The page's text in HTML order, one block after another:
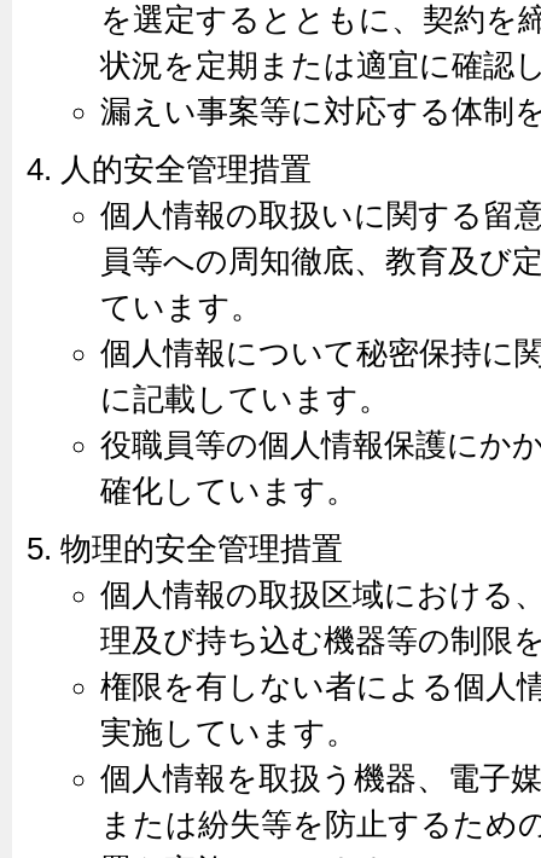
を選定するとともに、契約を
状況を定期または適宜に確認
漏えい事案等に対応する体制
人的安全管理措置
個人情報の取扱いに関する留
員等への周知徹底、教育及び
ています。
個人情報について秘密保持に
に記載しています。
役職員等の個人情報保護にか
確化しています。
物理的安全管理措置
個人情報の取扱区域における
理及び持ち込む機器等の制限
権限を有しない者による個人
実施しています。
個人情報を取扱う機器、電子
または紛失等を防止するため